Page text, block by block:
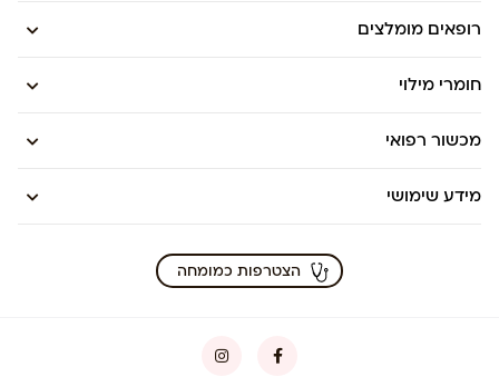
רופאים מומלצים
חומרי מילוי
מכשור רפואי
מידע שימושי
הצטרפות כמומחה